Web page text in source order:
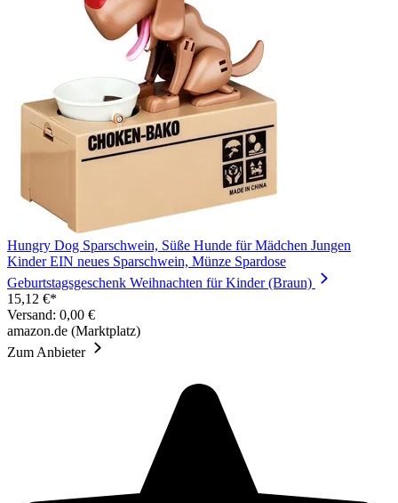
Hungry Dog Sparschwein, Süße Hunde für Mädchen Jungen
Kinder EIN neues Sparschwein, Münze Spardose
Geburtstagsgeschenk Weihnachten für Kinder (Braun)
15,12 €*
Versand: 0,00 €
amazon.de (Marktplatz)
Zum Anbieter